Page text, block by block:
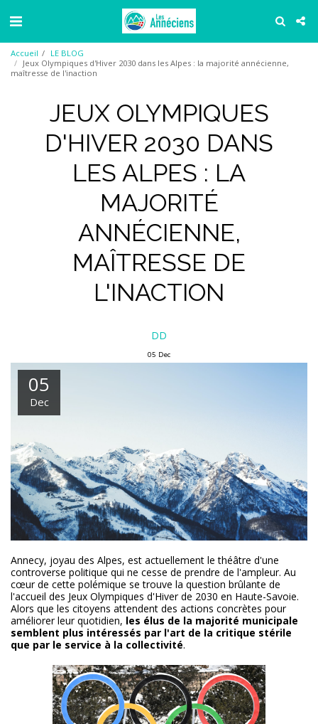
Accueil
LE BLOG
Jeux Olympiques d'Hiver 2030 dans les Alpes : la majorité annécienne,
maîtresse de l'inaction
JEUX OLYMPIQUES
D'HIVER 2030 DANS
LES ALPES : LA
MAJORITÉ
ANNÉCIENNE,
MAÎTRESSE DE
L'INACTION
DD
05 Dec
05
Dec
Annecy, joyau des Alpes, est actuellement le théâtre d'une
controverse politique qui ne cesse de prendre de l'ampleur. Au
cœur de cette polémique se trouve la question brûlante de
l'accueil des Jeux Olympiques d'Hiver de 2030 en Haute-Savoie.
Alors que les citoyens attendent des actions concrètes pour
améliorer leur quotidien, les élus de la majorité municipale
semblent plus intéressés par l'art de la critique stérile
que par le service à la collectivité.